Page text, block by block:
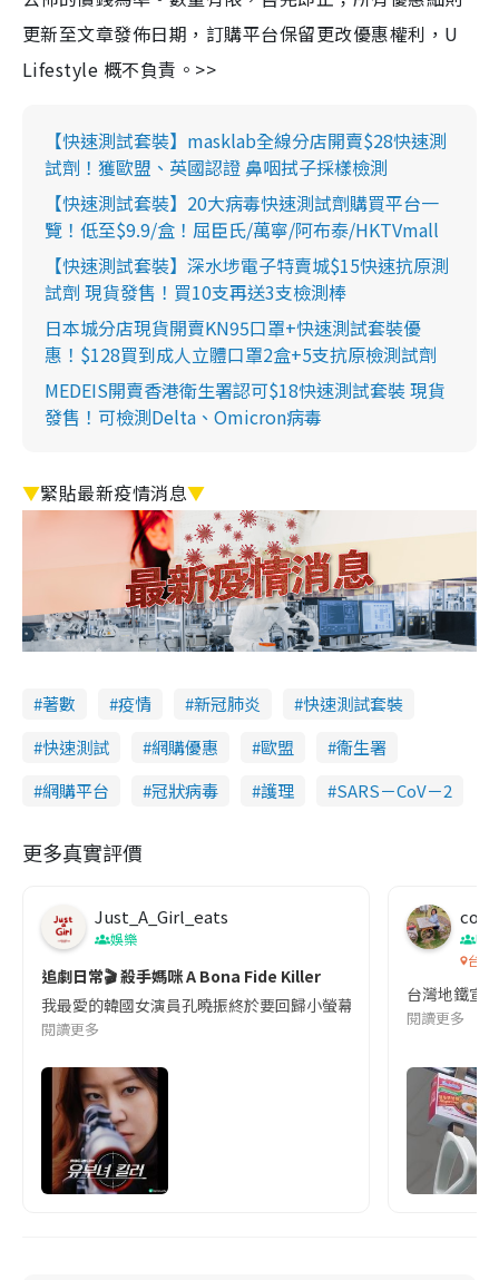
更新至文章發佈日期，訂購平台保留更改優惠權利，U
Lifestyle 概不負責。>>
【快速測試套裝】masklab全線分店開賣$28快速測
試劑！獲歐盟、英國認證 鼻咽拭子採樣檢測
【快速測試套裝】20大病毒快速測試劑購買平台一
覽！低至$9.9/盒！屈臣氏/萬寧/阿布泰/HKTVmall
【快速測試套裝】深水埗電子特賣城$15快速抗原測
試劑 現貨發售！買10支再送3支檢測棒
日本城分店現貨開賣KN95口罩+快速測試套裝優
惠！$128買到成人立體口罩2盒+5支抗原檢測試劑
MEDEIS開賣香港衛生署認可$18快速測試套裝 現貨
發售！可檢測Delta、Omicron病毒
▼緊貼最新疫情消息▼
著數 疫情 新冠肺炎
快速測試套裝
快速測試
網購優惠 歐盟
衞生署
網購平台
冠狀病毒 護理 SARS－CoV－2
更多真實評價
Just_A_Girl_eats
娛樂
追劇日常🎬 殺手媽咪 A Bona Fide Killer
我最愛的韓國女演員孔曉振終於要回歸小螢幕啦!這次的劇本改編
閱讀更多
co
吹
台灣
台灣地鐵宣
閱讀更多